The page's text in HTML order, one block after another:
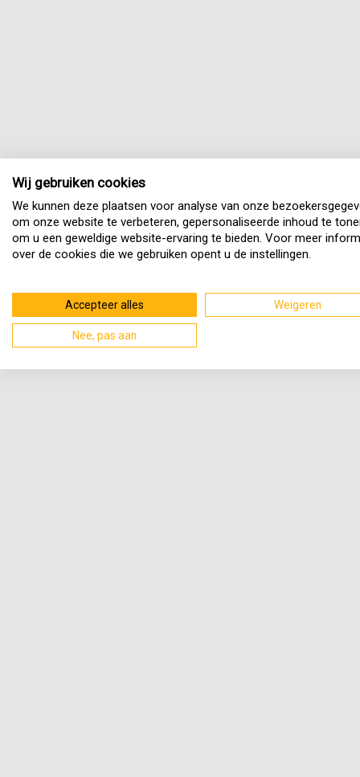
Wij gebruiken cookies
We kunnen deze plaatsen voor analyse van onze
om onze website te verbeteren, gepersonaliseerde inhoud te
om u een geweldige website-ervaring te bieden. Voor meer
over de cookies die we gebruiken opent u de instellingen.
Accepteer alles Weigeren
Nee, pas aan